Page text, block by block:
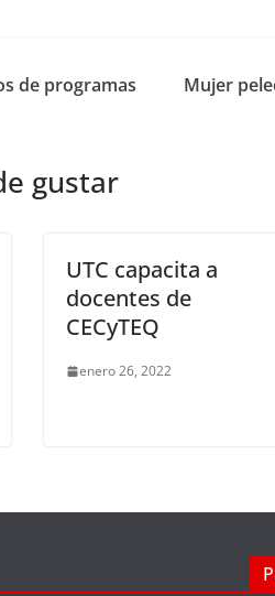
gr e
de programas
Mujer
gustar
UTC capacita a
docentes de
CECyTEQ
enero 26, 2022